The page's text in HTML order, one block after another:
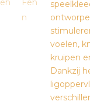
voelen,
kruipen
Dankzij